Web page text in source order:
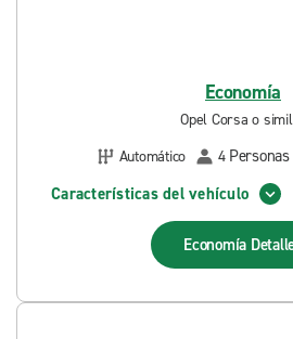
Economía
Opel Corsa o
Automático
4 Personas
Características del vehículo
Economía